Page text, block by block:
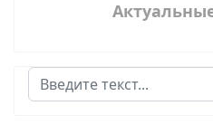
Поиск